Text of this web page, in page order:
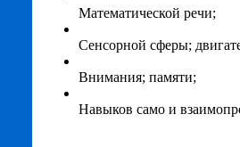
Математической речи;
Сенсорной сферы;
Внимания; памяти;
Навыков само и